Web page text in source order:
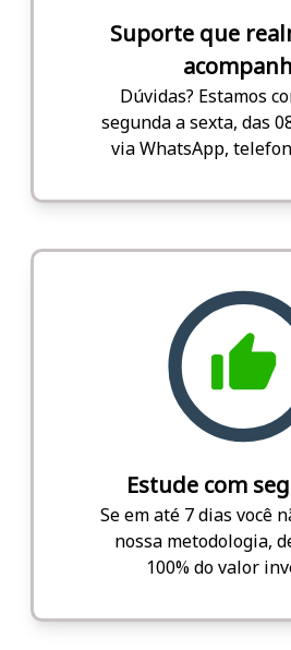
Suporte que
Dúvidas? Estamos
segunda a sexta, das
via WhatsApp,
Estude com
Se em até 7 dias você
nossa metodologia,
100% do valor